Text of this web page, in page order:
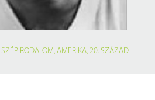
SZÉPIRODALOM, AMERIKA, 20. SZÁZAD